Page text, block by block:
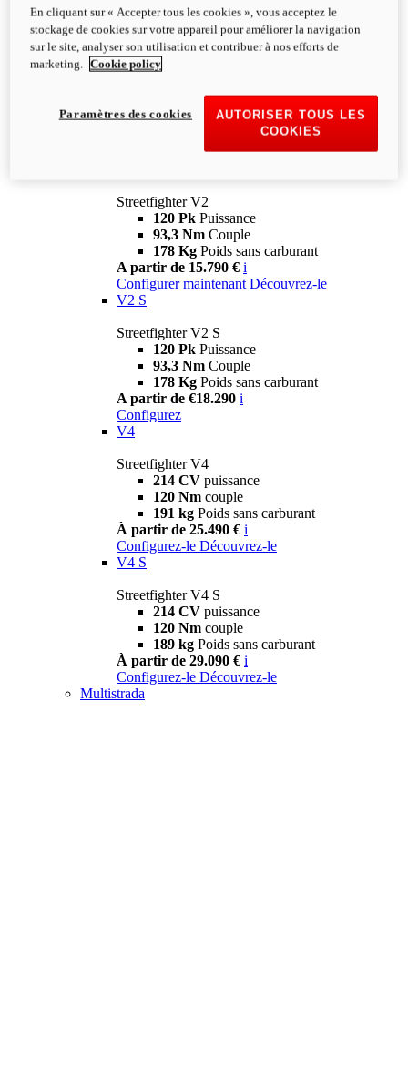
Streetfighter V2
120 Pk Puissance
93,3 Nm Couple
178 Kg Poids sans carburant
A partir de 15.790 € i
Configurer maintenant Découvrez-le
V2 S
Streetfighter V2 S
120 Pk Puissance
93,3 Nm Couple
178 Kg Poids sans carburant
A partir de €18.290 i
Configurez
V4
Streetfighter V4
214 CV puissance
120 Nm couple
191 kg Poids sans carburant
À partir de 25.490 € i
Configurez-le Découvrez-le
V4 S
Streetfighter V4 S
214 CV puissance
120 Nm couple
189 kg Poids sans carburant
À partir de 29.090 € i
Configurez-le Découvrez-le
Multistrada
En cliquant sur « Accepter tous les cookies », vous acceptez le
stockage de cookies sur votre appareil pour améliorer la navigation
sur le site, analyser son utilisation et contribuer à nos efforts de
marketing.
Cookie policy
AUTORISER TOUS LES
COOKIES
Paramètres des cookies